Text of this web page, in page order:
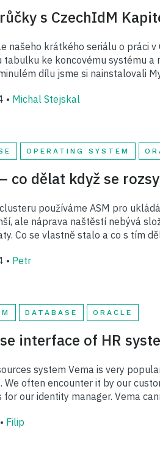
s CzechIdM
našeho krátkého seriálu o práci
tabulku ke koncovému systému a
dílu jsme si nainstalovali
• Michal Stejskal
OPERATING SYSTEM
co dělat když se
používáme ASM pro
ale náprava naštěstí nebývá
Co se vlastně stalo a co s tím
• Petr
DATABASE ORACLE
interface of HR
system Vema is very
We often encounter it by our
for our identity manager. Vema
Filip